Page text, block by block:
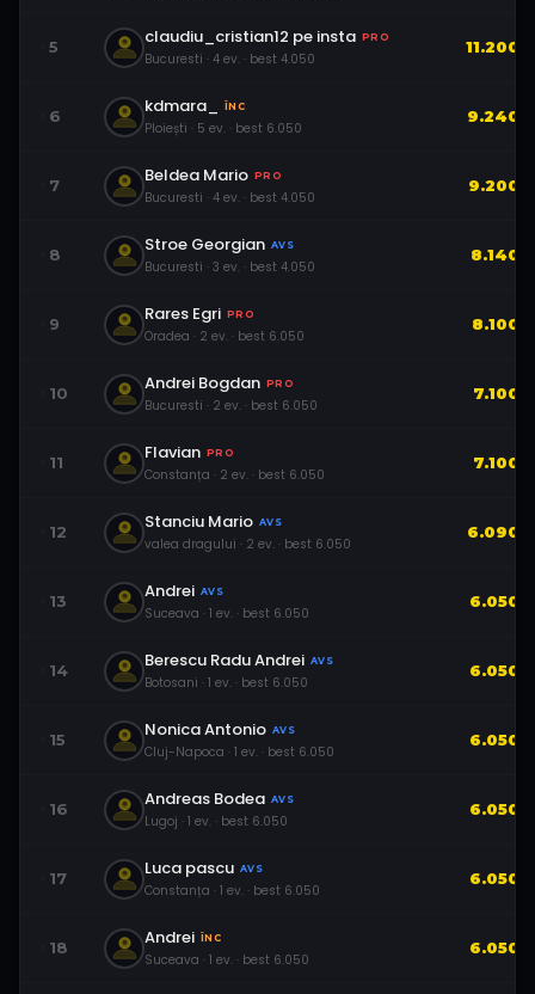
5 claudiu_cristian12 pe insta PRO
Bucuresti · 4 ev. · best 4.050
11.200
6 kdmara_ ÎNC
Ploiești · 5 ev. · best 6.050
9.240
7 Beldea Mario PRO
Bucuresti · 4 ev. · best 4.050
9.200
8 Stroe Georgian AVS
Bucuresti · 3 ev. · best 4.050
8.140
9 Rares Egri PRO
Oradea · 2 ev. · best 6.050
8.100
10 Andrei Bogdan PRO
Bucuresti · 2 ev. · best 6.050
7.100
11 Flavian PRO
Constanța · 2 ev. · best 6.050
7.100
12 Stanciu Mario AVS
valea dragului · 2 ev. · best 6.050
6.090
13 Andrei AVS
Suceava · 1 ev. · best 6.050
6.050
14 Berescu Radu Andrei AVS
Botosani · 1 ev. · best 6.050
6.050
15 Nonica Antonio AVS
Cluj-Napoca · 1 ev. · best 6.050
6.050
16 Andreas Bodea AVS
Lugoj · 1 ev. · best 6.050
6.050
17 Luca pascu AVS
Constanța · 1 ev. · best 6.050
6.050
18 Andrei ÎNC
Suceava · 1 ev. · best 6.050
6.050